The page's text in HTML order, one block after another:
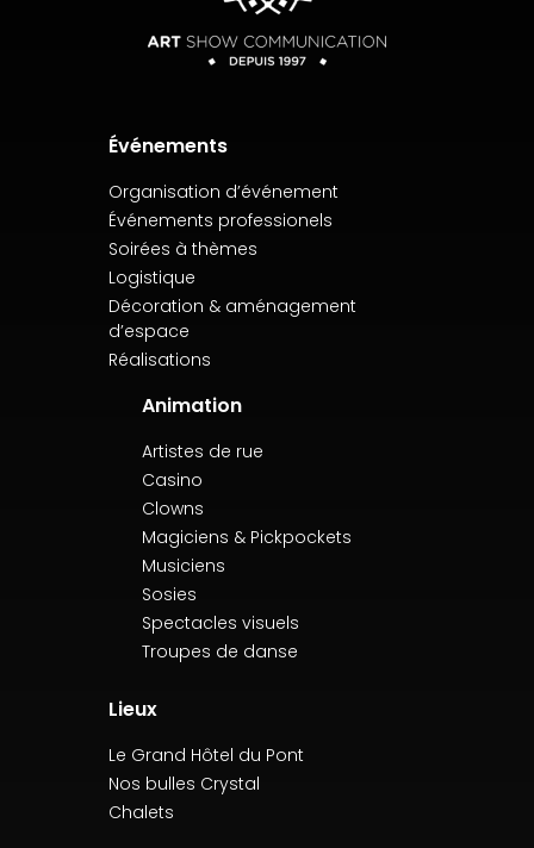
Événements
Organisation d’événement
Événements professionels
Soirées à thèmes
Logistique
Décoration & aménagement
d’espace
Réalisations
Animation
Artistes de rue
Casino
Clowns
Magiciens & Pickpockets
Musiciens
Sosies
Spectacles visuels
Troupes de danse
Lieux
Le Grand Hôtel du Pont
Nos bulles Crystal
Chalets